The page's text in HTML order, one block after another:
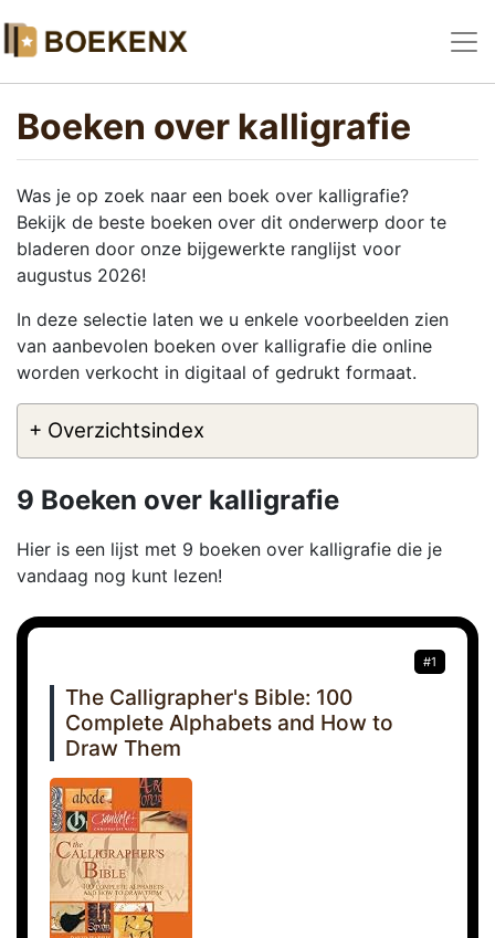
Boeken over kalligrafie
Was je op zoek naar een boek over kalligrafie?
Bekijk de beste boeken over dit onderwerp door te
bladeren door onze bijgewerkte ranglijst voor
augustus 2026!
In deze selectie laten we u enkele voorbeelden zien
van aanbevolen boeken over kalligrafie die online
worden verkocht in digitaal of gedrukt formaat.
+ Overzichtsindex
9 Boeken over kalligrafie
Hier is een lijst met 9 boeken over kalligrafie die je
vandaag nog kunt lezen!
#1
The Calligrapher's Bible: 100
Complete Alphabets and How to
Draw Them